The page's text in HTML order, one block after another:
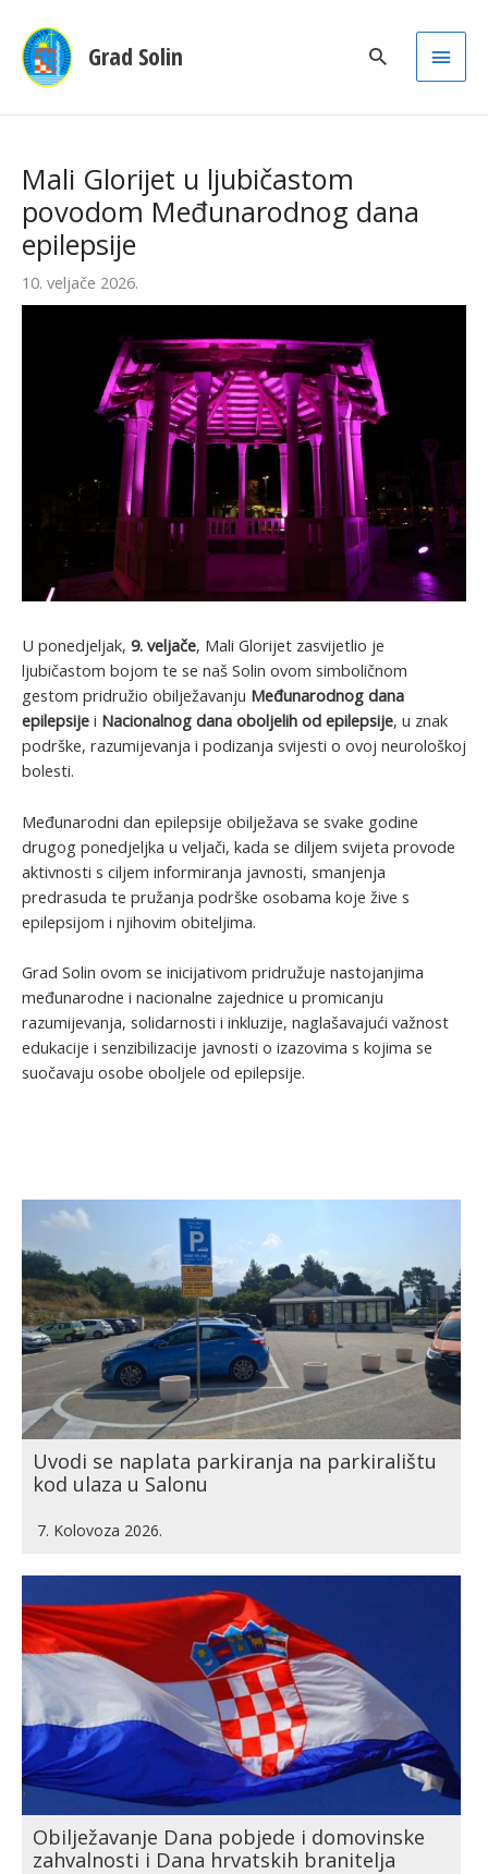
Grad Solin
Main
Mali Glorijet u ljubičastom
povodom Međunarodnog dana
epilepsije
10. veljače 2026.
U ponedjeljak, 9. veljače, Mali Glorijet zasvijetlio je
ljubičastom bojom te se naš Solin ovom simboličnom
gestom pridružio obilježavanju Međunarodnog dana
epilepsije i Nacionalnog dana oboljelih od epilepsije, u znak
podrške, razumijevanja i podizanja svijesti o ovoj neurološkoj
bolesti.
Međunarodni dan epilepsije obilježava se svake godine
drugog ponedjeljka u veljači, kada se diljem svijeta provode
aktivnosti s ciljem informiranja javnosti, smanjenja
predrasuda te pružanja podrške osobama koje žive s
epilepsijom i njihovim obiteljima.
Grad Solin ovom se inicijativom pridružuje nastojanjima
međunarodne i nacionalne zajednice u promicanju
razumijevanja, solidarnosti i inkluzije, naglašavajući važnost
edukacije i senzibilizacije javnosti o izazovima s kojima se
suočavaju osobe oboljele od epilepsije.
Uvodi se naplata parkiranja na parkiralištu
kod ulaza u Salonu
7. Kolovoza 2026.
Obilježavanje Dana pobjede i domovinske
zahvalnosti i Dana hrvatskih branitelja